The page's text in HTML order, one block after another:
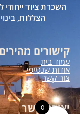
השכרת ציוד
הצללות,
קישורים מהירים
עמוד בית
אודות שנטיפי
צור קשר
יצירת קשר
0
0